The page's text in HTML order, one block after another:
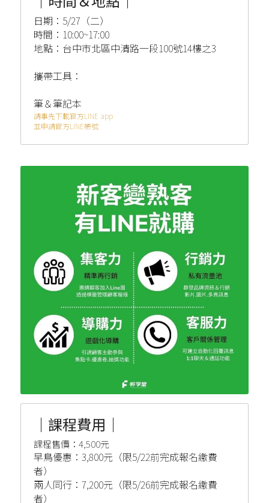
日期：5/27（二）
時間：10:00~17:00
地點：台中市北區中清路一段100號14樓之3
攜帶工具：
筆＆筆記本
請事先下載官方LINE app
並申請官方LINE帳號
｜課程費用｜
課程售價：4,500元
早鳥優惠：3,800元（限5/22前完成報名繳費
者）
兩人同行：7,200元（限5/26前完成報名繳費
者）